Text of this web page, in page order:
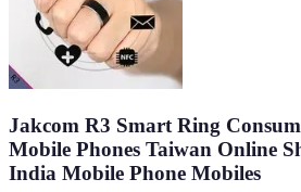
Jakcom R3 Smart Ring
Mobile Phones Taiwan Online
India Mobile Phone Mobiles